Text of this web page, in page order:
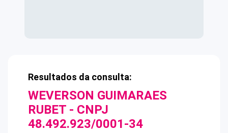
Resultados da consulta:
WEVERSON GUIMARAES
RUBET - CNPJ
48.492.923/0001-34